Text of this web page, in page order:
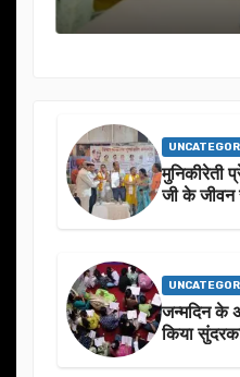
मुनिकीरेती
जी के जीवन
जन्मदिन के
किया